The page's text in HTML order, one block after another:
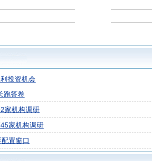
投资机会
跑答卷
家机构调研
家机构调研
置窗口